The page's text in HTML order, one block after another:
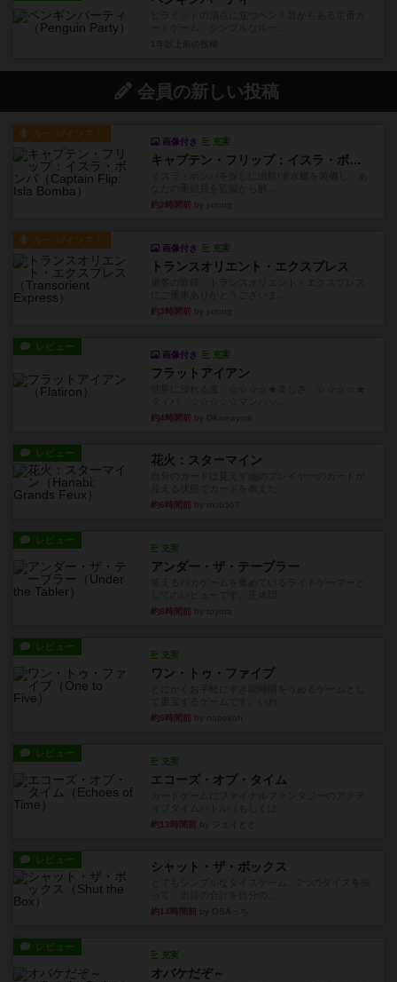
会員の新しい投稿
ルール/インスト
画像付き 充実
キャプテン・フリップ：イスラ・ボンバ
約2時間前
ルール/インスト
画像付き 充実
トランスオリエント・エクスプレス
約3時間前
レビュー
画像付き 充実
フラットアイアン
約4時間前
レビュー 花火：スターマイン
約6時間前
レビュー
充実
アンダー・ザ・テーブラー
約8時間前
レビュー
充実
ワン・トゥ・ファイブ
約9時間前
レビュー
充実
エコーズ・オブ・タイム
約13時間前
レビュー シャット・ザ・ボックス
約14時間前
レビュー
充実
オバケだぞ～